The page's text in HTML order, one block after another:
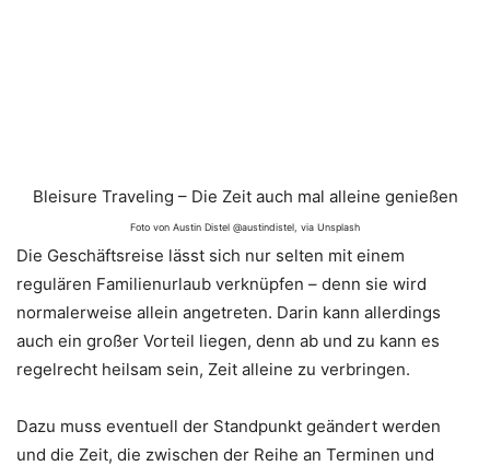
Bleisure Traveling – Die Zeit auch mal alleine genießen
Foto von Austin Distel @austindistel, via Unsplash
Die Geschäftsreise lässt sich nur selten mit einem
regulären Familienurlaub verknüpfen – denn sie wird
normalerweise allein angetreten. Darin kann allerdings
auch ein großer Vorteil liegen, denn ab und zu kann es
regelrecht heilsam sein, Zeit alleine zu verbringen.
Dazu muss eventuell der Standpunkt geändert werden
und die Zeit, die zwischen der Reihe an Terminen und